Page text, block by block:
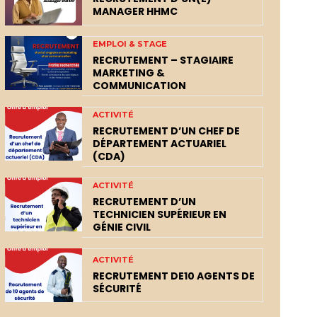
MANAGER HHMC
EMPLOI & STAGE
RECRUTEMENT – STAGIAIRE
MARKETING &
COMMUNICATION
ACTIVITÉ
RECRUTEMENT D’UN CHEF DE
DÉPARTEMENT ACTUARIEL
(CDA)
ACTIVITÉ
RECRUTEMENT D’UN
TECHNICIEN SUPÉRIEUR EN
GÉNIE CIVIL
ACTIVITÉ
RECRUTEMENT DE10 AGENTS DE
SÉCURITÉ